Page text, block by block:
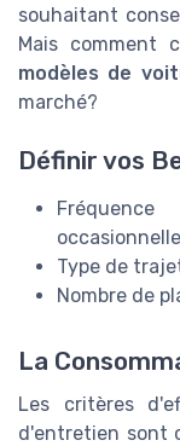
souhaitant
Mais comment
modèles de
marché?
Définir vos
Type de
Nombre de
La
Les critères
d'entretien sont